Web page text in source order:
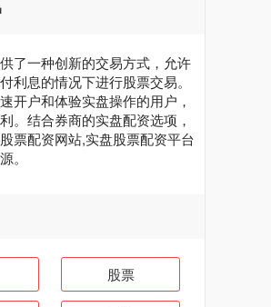
了一种创新的交易方式，允许
利息的情况下进行股票交易。
开户和体验实盘操作的用户，
。结合券商的实盘配资选项，
票配资网站,实盘股票配资平台
。
股票